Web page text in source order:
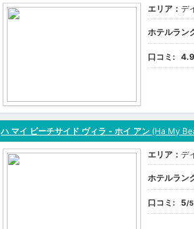
エリア： デ
ホテルラン
口コミ: 4.9
ハ マイ ビーチサイド ヴィラ - ホイ アン (Ha My
エリア： デ
ホテルラン
口コミ: 5/5